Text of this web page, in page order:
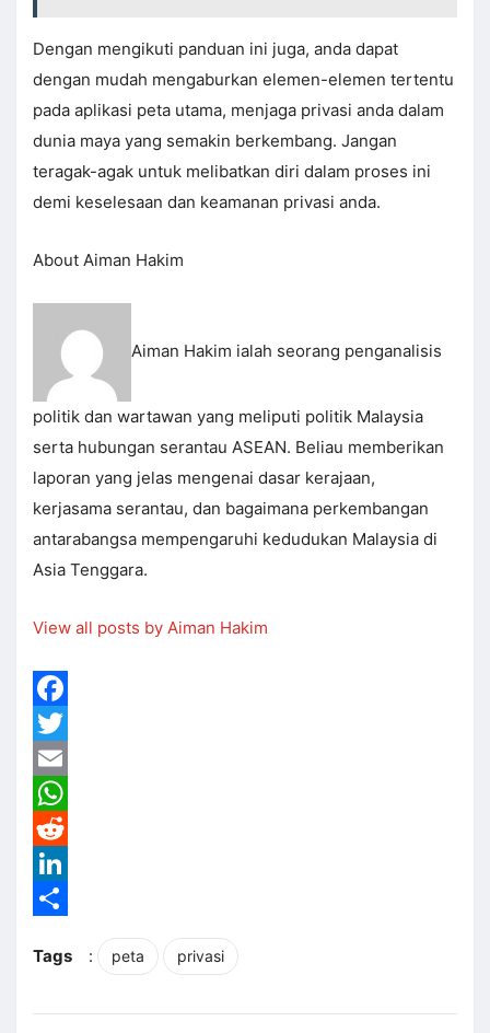
Dengan mengikuti panduan ini juga, anda dapat
dengan mudah mengaburkan elemen-elemen tertentu
pada aplikasi peta utama, menjaga privasi anda dalam
dunia maya yang semakin berkembang. Jangan
teragak-agak untuk melibatkan diri dalam proses ini
demi keselesaan dan keamanan privasi anda.
About Aiman Hakim
Aiman Hakim ialah seorang penganalisis
politik dan wartawan yang meliputi politik Malaysia
serta hubungan serantau ASEAN. Beliau memberikan
laporan yang jelas mengenai dasar kerajaan,
kerjasama serantau, dan bagaimana perkembangan
antarabangsa mempengaruhi kedudukan Malaysia di
Asia Tenggara.
View all posts by Aiman Hakim
Facebook
Twitter
Email
WhatsApp
Reddit
LinkedIn
Tags
: peta privasi